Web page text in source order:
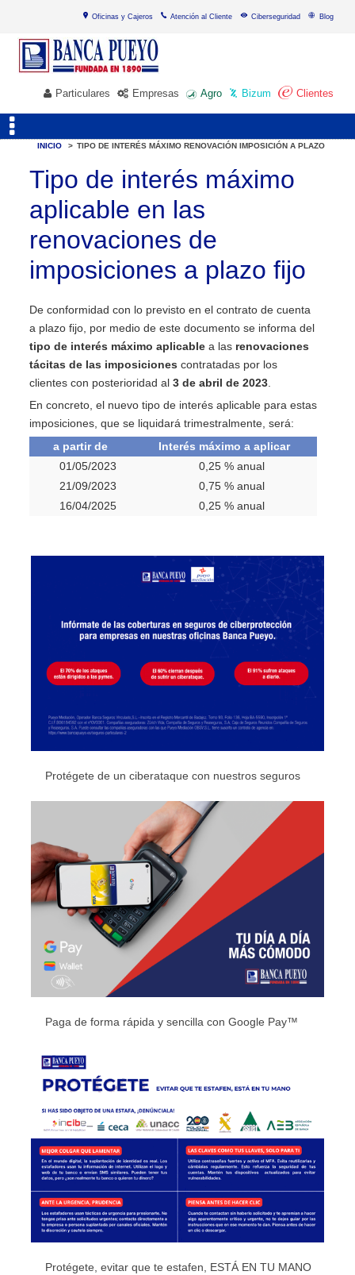
Oficinas y Cajeros Atención al Cliente Ciberseguridad Blog
Particulares Empresas Agro Bizum Clientes
INICIO > TIPO DE INTERÉS MÁXIMO RENOVACIÓN IMPOSICIÓN A PLAZO
Tipo de interés máximo
aplicable en las
renovaciones de
imposiciones a plazo fijo
De conformidad con lo previsto en el contrato de cuenta
a plazo fijo, por medio de este documento se informa del
tipo de interés máximo aplicable a las renovaciones
tácitas de las imposiciones contratadas por los
clientes con posterioridad al3 de abril de 2023
En concreto, el nuevo tipo de interés aplicable para estas
imposiciones, que se liquidará trimestralmente, será:
a partir de
Interés máximo a aplicar
01/05/2023
0,25 % anual
21/09/2023
0,75 % anual
16/04/2025
0,25 % anual
Protégete de un ciberataque con nuestros seguros
Paga de forma rápida y sencilla con Google Pay™
Protégete, evitar que te estafen, ESTÁ EN TU MANO